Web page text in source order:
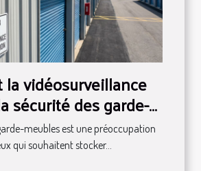
la vidéosurveillance
sécurité des garde-
meubles est une préoccupation
qui souhaitent stocker...